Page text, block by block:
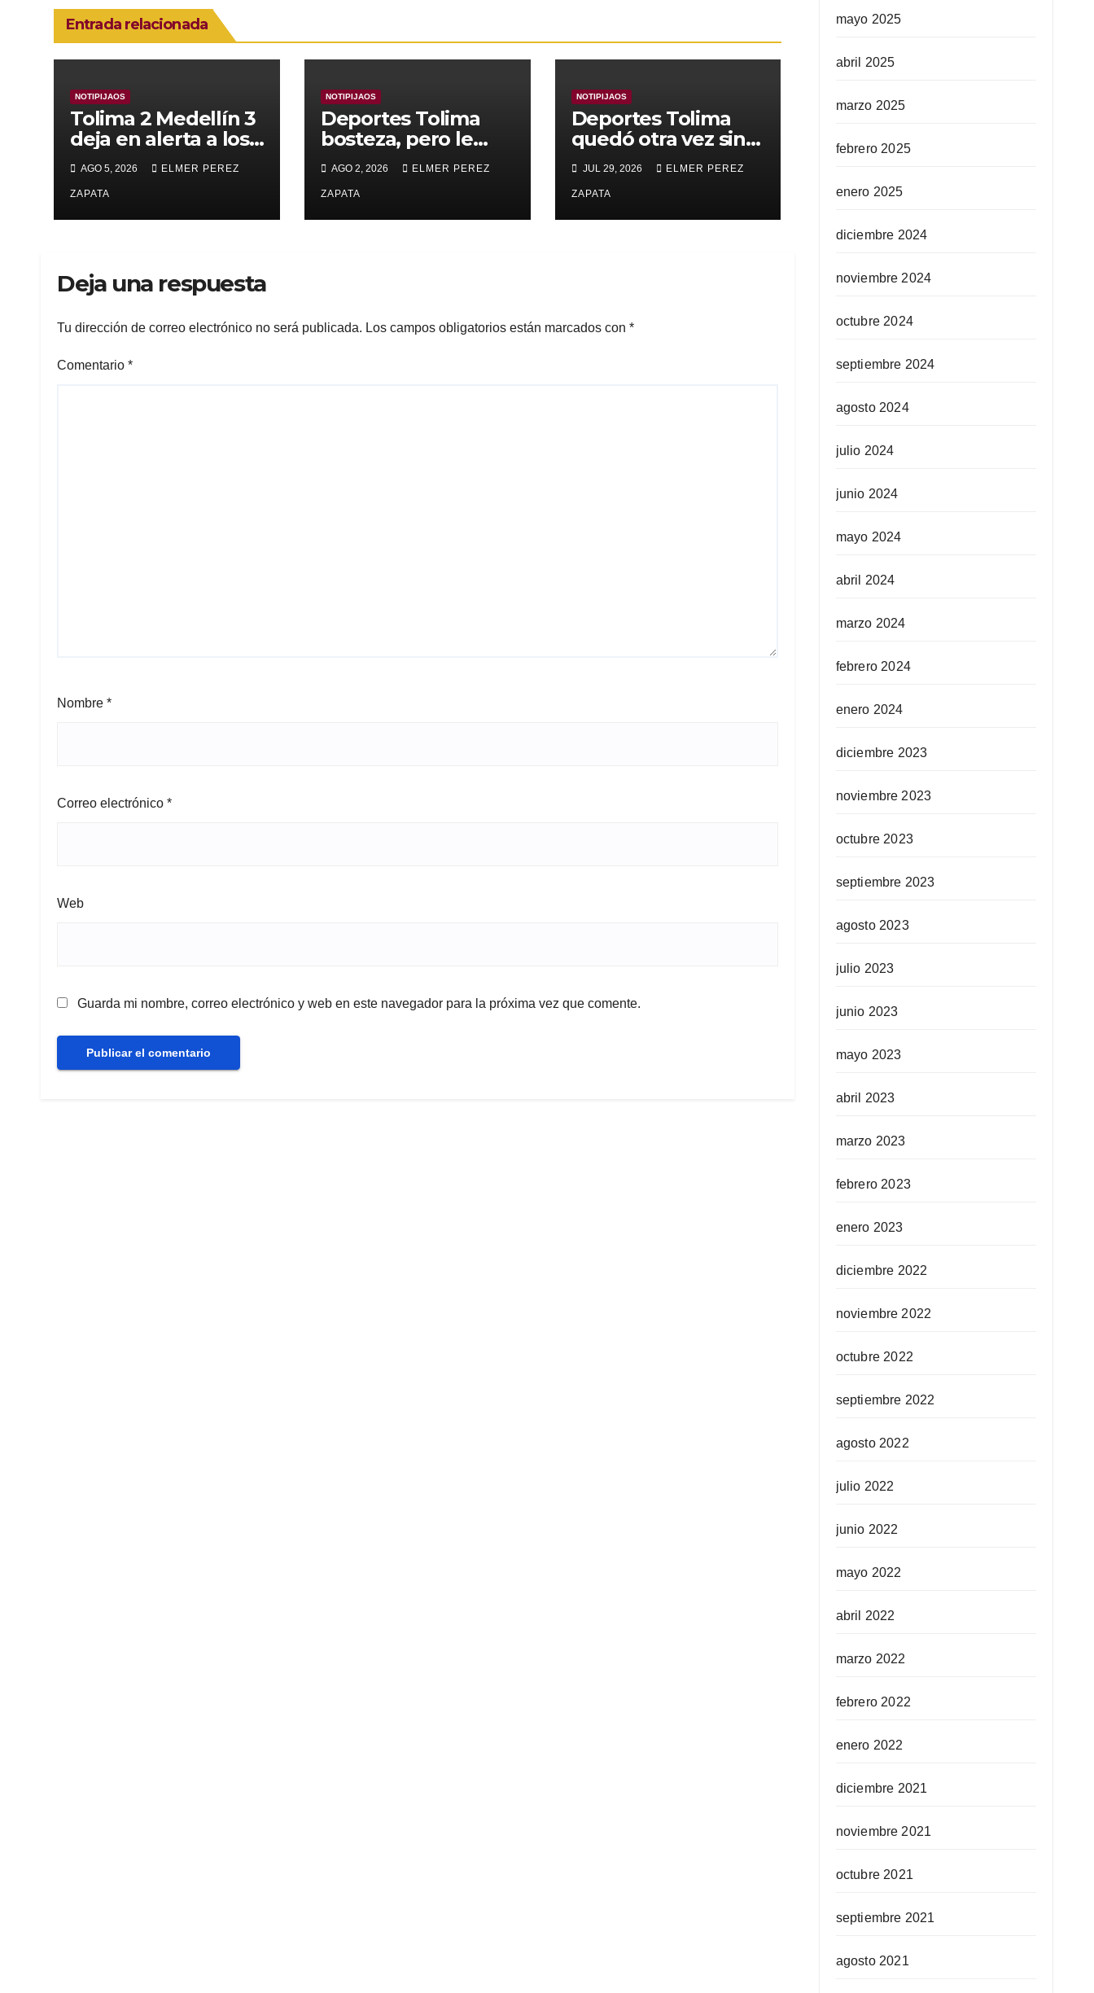
Entrada relacionada
NOTIPIJAOS
Tolima 2 Medellín 3
deja en alerta a los
pijaos por su fútbol
irregular
AGO 5, 2026 ELMER PEREZ
ZAPATA
NOTIPIJAOS
Deportes Tolima
bosteza, pero le
alcanza para
superar a Alianza
Valledupar 2 A 1
AGO 2, 2026 ELMER PEREZ
ZAPATA
NOTIPIJAOS
Deportes Tolima
quedó otra vez sin
Copa
JUL 29, 2026 ELMER PEREZ
ZAPATA
Deja una respuesta
Tu dirección de correo electrónico no será publicada. Los campos obligatorios están marcados con *
Comentario *
Nombre *
Correo electrónico *
Web
Guarda mi nombre, correo electrónico y web en este navegador para la próxima vez que comente.
mayo 2025
abril 2025
marzo 2025
febrero 2025
enero 2025
diciembre 2024
noviembre 2024
octubre 2024
septiembre 2024
agosto 2024
julio 2024
junio 2024
mayo 2024
abril 2024
marzo 2024
febrero 2024
enero 2024
diciembre 2023
noviembre 2023
octubre 2023
septiembre 2023
agosto 2023
julio 2023
junio 2023
mayo 2023
abril 2023
marzo 2023
febrero 2023
enero 2023
diciembre 2022
noviembre 2022
octubre 2022
septiembre 2022
agosto 2022
julio 2022
junio 2022
mayo 2022
abril 2022
marzo 2022
febrero 2022
enero 2022
diciembre 2021
noviembre 2021
octubre 2021
septiembre 2021
agosto 2021